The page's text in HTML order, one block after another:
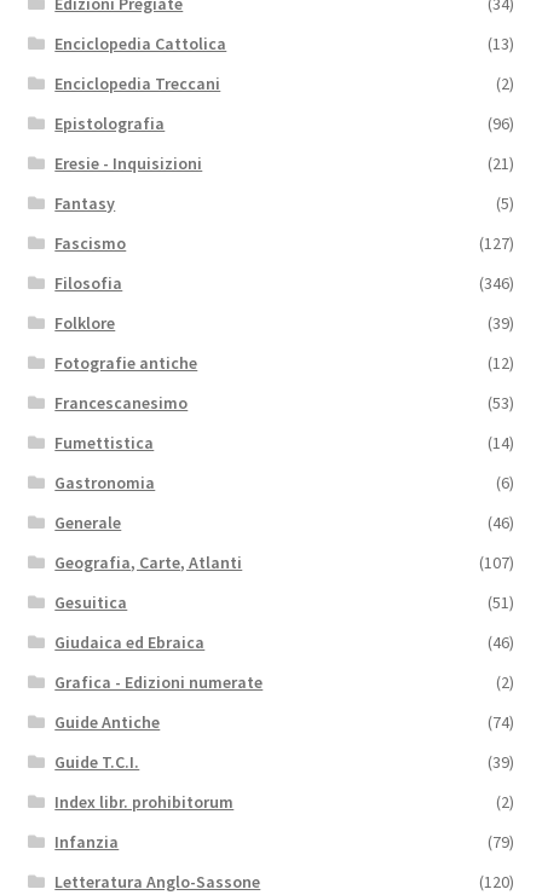
Enciclopedia Cattolica
(13)
Enciclopedia Treccani
(2)
Epistolografia
(96)
Eresie - Inquisizioni
(21)
Fantasy
(5)
Fascismo
(127)
Filosofia
(346)
Folklore
(39)
Fotografie antiche
(12)
Francescanesimo
(53)
Fumettistica
(14)
Gastronomia
(6)
Generale
(46)
Geografia, Carte, Atlanti
(107)
Gesuitica
(51)
Giudaica ed Ebraica
(46)
Grafica - Edizioni numerate
(2)
Guide Antiche
(74)
Guide T.C.I.
(39)
Index libr. prohibitorum
(2)
Infanzia
(79)
Letteratura Anglo-Sassone
(120)